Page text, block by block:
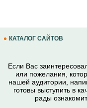
КАТАЛОГ САЙТОВ
Если Вас
или пожелания,
нашей аудитории,
готовы выступить в
рады